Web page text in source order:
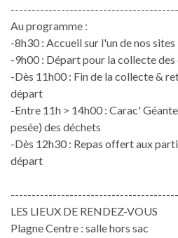
Au programme :
-8h30 : Accueil sur l'un de nos sites
-9h00 : Départ pour la collecte des
-Dès 11h00 : Fin de la collecte &
départ
-Entre 11h > 14h00 : Carac'
pesée) des déchets
-Dès 12h30 : Repas offert aux
départ
LES LIEUX DE RENDEZ-VOUS
Plagne Centre : salle hors sac